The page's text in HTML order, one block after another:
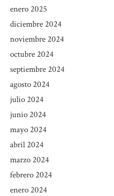
enero 2025
diciembre 2024
noviembre 2024
octubre 2024
septiembre 2024
agosto 2024
julio 2024
junio 2024
mayo 2024
abril 2024
marzo 2024
febrero 2024
enero 2024